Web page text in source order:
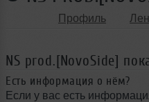
Профиль
NS prod.[NovoSide]
Есть информация о нём?
Если у вас есть